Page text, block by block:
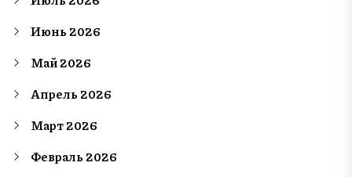
Июнь 2026
Май 2026
Апрель 2026
Март 2026
Февраль 2026